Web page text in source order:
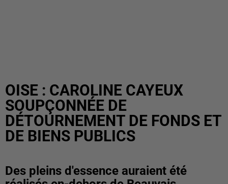
OISE : CAROLINE CAYEUX
SOUPÇONNÉE DE
DÉTOURNEMENT DE FONDS ET
DE BIENS PUBLICS
Des pleins d'essence auraient été